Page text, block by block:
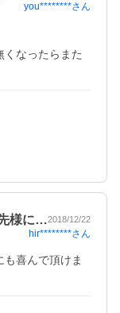
you********さん
なったらまた
様に…2018/12/22
hir********さん
喜んで頂けま